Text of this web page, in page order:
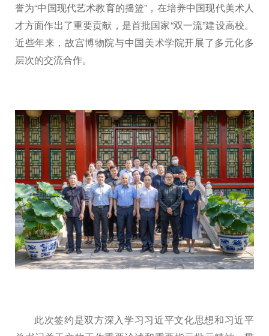
誉为“中国现代艺术教育的摇篮”，在培养中国现代美术人
才方面作出了重要贡献，是首批国家“双一流”建设高校。
近些年来，故宫博物院与中国美术学院开展了多元化多
层次的交流合作。
此次签约是双方深入学习习近平文化思想和习近平